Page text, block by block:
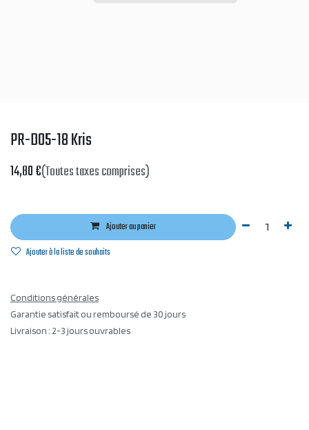
PR-D05-18 Kris
14,80€(Toutes taxes comprises)
Ajouter au panier
Ajouter à la liste de souhaits
Conditions générales
Garantie satisfait ou remboursé de 30 jours
Livraison : 2-3 jours ouvrables